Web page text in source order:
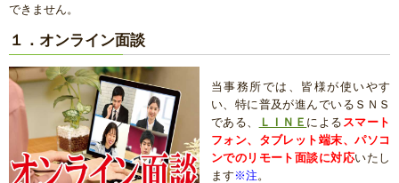
できません。
１．オンライン面談
当事務所では、皆様が使いやす
い、特に普及が進んでいるＳＮＳ
である、
ＬＩＮＥ による スマート
フォン、タブレット端末、パソコ
ンでのリモート面談に対応いたし
ます ※注 。